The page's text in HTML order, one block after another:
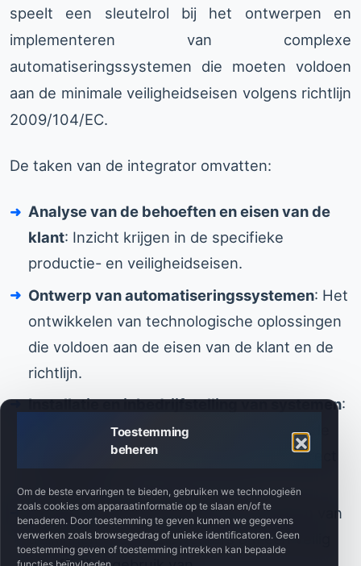
Toestemming
beheren
Om de beste ervaringen te bieden, gebruiken we technologieën
zoals cookies om apparaatinformatie op te slaan en/of te
benaderen. Door toestemming te geven kunnen we gegevens
verwerken zoals browsegedrag of unieke identificatoren. Geen
toestemming geven of toestemming intrekken kan bepaalde
speelt een sleutelrol bij het ontwerpen en
implementeren van complexe
automatiseringssystemen die moeten voldoen
aan de minimale veiligheidseisen volgens richtlijn
2009/104/EC.
De taken van de integrator omvatten:
Analyse van de behoeften en eisen van de
klant: Inzicht krijgen in de specifieke
productie- en veiligheidseisen.
Ontwerp van automatiseringssystemen: Het
ontwikkelen van technologische oplossingen
die voldoen aan de eisen van de klant en de
richtlijn.
Installatie en inbedrijfstelling van systemen:
Ervoor zorgen dat de systemen volgens de
uitgangspunten zijn geïnstalleerd en correct
Opleiding van personeel: Het verzorgen van
trainingen voor medewerkers om een veilig